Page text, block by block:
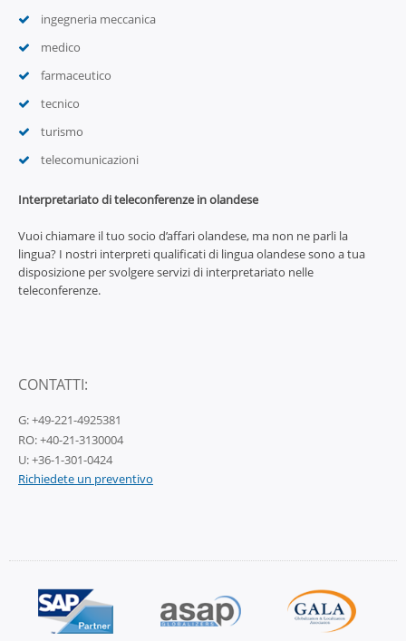
ingegneria meccanica
medico
farmaceutico
tecnico
turismo
telecomunicazioni
Interpretariato di teleconferenze in olandese
Vuoi chiamare il tuo socio d’affari olandese, ma non ne parli la
lingua? I nostri interpreti qualificati di lingua olandese sono a tua
disposizione per svolgere servizi di interpretariato nelle
teleconferenze.
CONTATTI:
G: +49-221-4925381
RO: +40-21-3130004
U: +36-1-301-0424
Richiedete un preventivo